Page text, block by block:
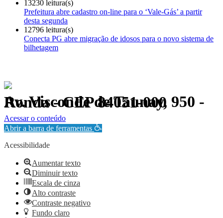
13230 leitura(s)
Prefeitura abre cadastro on-line para o ‘Vale-Gás’ a partir
desta segunda
12796 leitura(s)
Conecta PG abre migração de idosos para o novo sistema de
bilhetagem
Av. Visconde de Taunay, 950 - Ronda - CEP 84051-000
Política de Privacidade.
Acessar o conteúdo
Abrir a barra de ferramentas
Acessibilidade
Aumentar texto
Diminuir texto
Escala de cinza
Alto contraste
Contraste negativo
Fundo claro